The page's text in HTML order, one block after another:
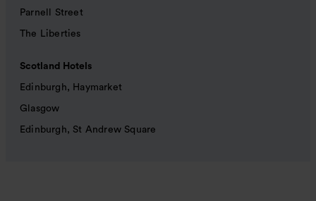
Parnell Street
The Liberties
Scotland Hotels
Edinburgh, Haymarket
Glasgow
Edinburgh, St Andrew Square